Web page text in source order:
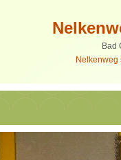
Bad
Nelkenweg